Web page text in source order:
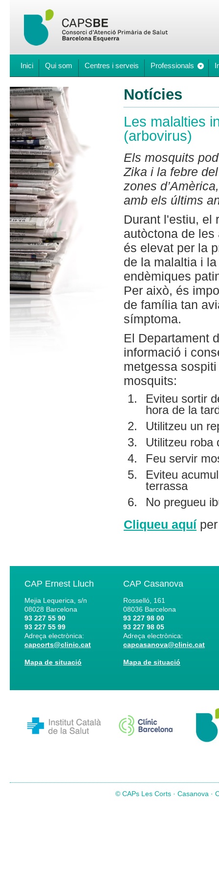
Inici Qui som Centres i serveis Professionals
Notícies
Les malalties
(arbovirus)
Els mosquits
Zika i la febre
zones
amb els últims
Durant l'estiu, el
autòctona de
és elevat per la
de la malaltia i
endèmiques
Per això, és
de família tan
símptoma.
El Departament
informació i
metgessa
mosquits:
Eviteu sortir
hora de la
Utilitzeu un
Utilitzeu roba
Feu servir
Eviteu
terrassa
No pregueu
Cliqueu aquí
CAP Ernest Lluch
Mejia Lequerica, s/n
08028 Barcelona
93 227 55 90
93 227 55 99
Adreça electrònica:
capcorts@clinic.cat
Mapa de situació
CAP Casanova
Rosselló, 161
08036 Barcelona
93 227 98 00
93 227 98 05
Adreça electrònica:
capcasanova@clinic.cat
Mapa de situació
© CAPs Les Corts · Casanova ·